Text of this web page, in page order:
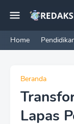
Home
Beranda
Lapas